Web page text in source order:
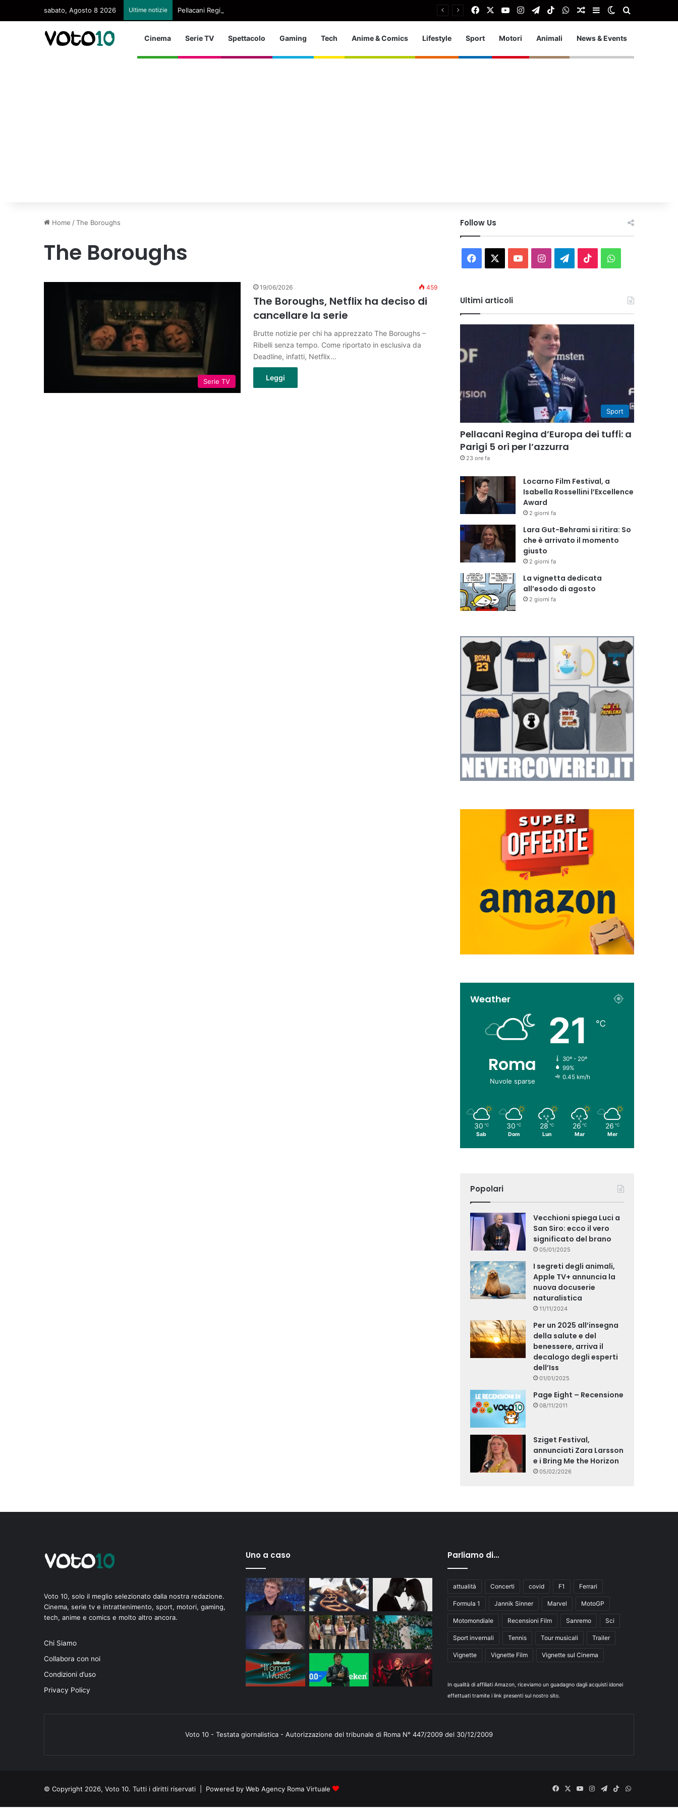
sabato, Agosto 8 2026 Ultime notizie Pellacani Regina d’Europa dei tuffi: a Parigi 5 ori per l’azzurra FacebookYou TubeInstagram
TelegramTikTokWhatsApp
Articolo Random
Barra laterale
Cambia aspetto
Cinema Serie TV Spettacolo Gaming Tech Anime & Comics Lifestyle Sport Motori Animali News & Events
Home /The Boroughs
The Boroughs
Serie TV
19/06/2026 459
The Boroughs, Netflix ha deciso di
cancellare la serie
Brutte notizie per chi ha apprezzato The Boroughs –
Ribelli senza tempo. Come riportato in esclusiva da
Deadline, infatti, Netflix…
Leggi
Follow Us
Facebook You InstagramTelegram
TikTokWhatsApp
Ultimi articoli
Sport
Pellacani Regina d’Europa dei tuffi: a
Parigi 5 ori per l’azzurra
23 ore fa
Locarno Film Festival, a
Isabella Rossellini l’Excellence
Award
2 giorni fa
Lara Gut-Behrami si ritira: So
che è arrivato il momento
giusto
2 giorni fa
La vignetta dedicata
all’esodo di agosto
2 giorni fa
Weather
Roma
Nuvole sparse
21 ℃
30º - 20º
99%
0.45 km/h
30 ℃
Sab
30 ℃
Dom
28 ℃
Lun
26 ℃
Mar
26 ℃
Mer
Popolari
Vecchioni spiega Luci a
San Siro: ecco il vero
significato del brano
05/01/2025
I segreti degli animali,
Apple TV+ annuncia la
nuova docuserie
naturalistica
11/11/2024
Per un 2025 all’insegna
della salute e del
benessere, arriva il
decalogo degli esperti
dell’Iss
01/01/2025
Page Eight – Recensione
08/11/2011
Sziget Festival,
annunciati Zara Larsson
e i Bring Me the Horizon
05/02/2026
Voto 10, solo il meglio selezionato dalla nostra redazione.
Cinema, serie tv e intrattenimento, sport, motori, gaming,
tech, anime e comics e molto altro ancora.
Chi Siamo
Collabora con noi
Condizioni d’uso
Privacy Policy
Uno a caso Parliamo di…
attualità Concerti covid F1 Ferrari
Formula 1 Jannik Sinner Marvel MotoGP
Motomondiale Recensioni Film Sanremo Sci
Sport invernali Tennis Tour musicali Trailer
Vignette Vignette Film Vignette sul Cinema
In qualità di affiliati Amazon, riceviamo un guadagno dagli acquisti idonei
effettuati tramite i link presenti sul nostro sito.
Voto 10 - Testata giornalistica - Autorizzazione del tribunale di Roma N° 447/2009 del 30/12/2009
© Copyright 2026, Voto 10. Tutti i diritti riservati | Powered by Web Agency Roma Virtuale Facebook
X
YouInstagram
Telegram
TikTokWhatsApp